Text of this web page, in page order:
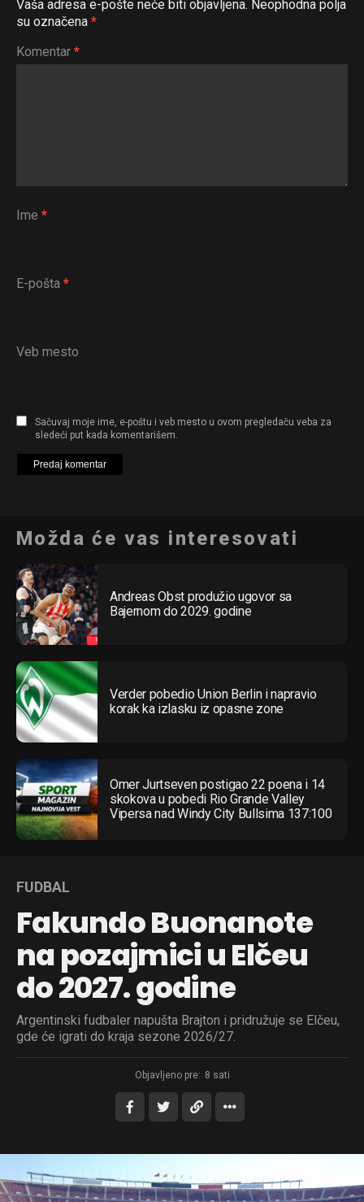
Vaša adresa e-pošte neće biti objavljena. Neophodna polja
su označena *
Komentar *
Ime *
E-pošta *
Veb mesto
Sačuvaj moje ime, e-poštu i veb mesto u ovom pregledaču veba za
sledeći put kada komentarišem.
Možda će vas interesovati
Andreas Obst produžio ugovor sa
Bajernom do 2029. godine
Verder pobedio Union Berlin i napravio
korak ka izlasku iz opasne zone
Omer Jurtseven postigao 22 poena i 14
skokova u pobedi Rio Grande Valley
Vipersa nad Windy City Bullsima 137:100
FUDBAL
Fakundo Buonanote
na pozajmici u Elčeu
do 2027. godine
Argentinski fudbaler napušta Brajton i pridružuje se Elčeu,
gde će igrati do kraja sezone 2026/27.
Objavljeno pre: 8 sati